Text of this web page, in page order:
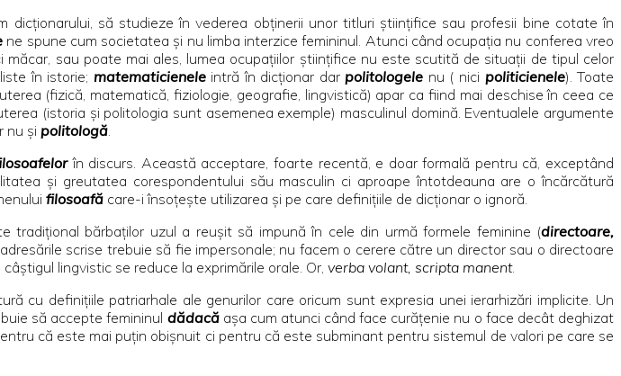
dicţionarului, să studieze în vederea obţinerii unor titluri ştiinţifice sau profesii bine cotate în
ne spune cum societatea şi nu limba interzice femininul. Atunci când ocupaţia nu conferea vreo
sau poate mai ales, lumea ocupaţiilor ştiinţifice nu este scutită de situaţii de tipul celor
în istorie; matematicieneleintră în dicţionar dar politologele nu ( nici politicienele). Toate
(fizică, matematică, fiziologie, geografie, lingvistică) apar ca fiind mai deschise în ceea ce
(istoria şi politologia sunt asemenea exemple) masculinul domină. Eventualele argumente
nu şi politologă.
în discurs. Această acceptare, foarte recentă, e doar formală pentru că, exceptând
şi greutatea corespondentului său masculin ci aproape întotdeauna are o încărcătură
filosoafă care-i însoţeşte utilizarea şi pe care definiţiile de dicţionar o ignoră.
bărbaţilor uzul a reuşit să impună în cele din urmă formele feminine (directoare,
scrise trebuie să fie impersonale; nu facem o cerere către un director sau o directoare
lingvistic se reduce la exprimările orale. Or, verba volant, scripta manent.
cu definiţiile patriarhale ale genurilor care oricum sunt expresia unei ierarhizări implicite. Un
să accepte femininul dădacăaşa cum atunci când face curăţenie nu o face decât deghizat
că este mai puţin obişnuit ci pentru că este subminant pentru sistemul de valori pe care se